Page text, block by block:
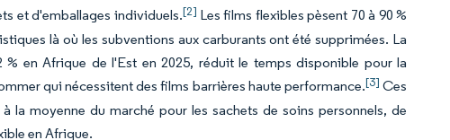
et d'emballages individuels.[2] Les films flexibles pèsent 70 à 90 %
là où les subventions aux carburants ont été supprimées. La
en Afrique de l'Est en 2025, réduit le temps disponible pour la
qui nécessitent des films barrières haute performance.[3] Ces
la moyenne du marché pour les sachets de soins personnels, de
en Afrique.